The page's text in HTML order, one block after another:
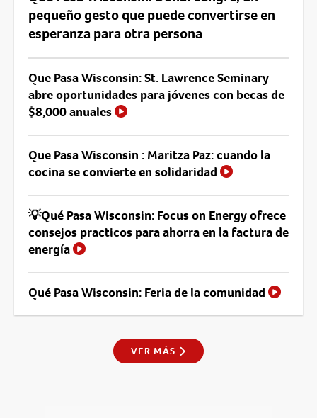
pequeño gesto que puede convertirse en
esperanza para otra persona
Que Pasa Wisconsin: St. Lawrence Seminary
abre oportunidades para jóvenes con becas de
$8,000 anuales
Que Pasa Wisconsin : Maritza Paz: cuando la
cocina se convierte en solidaridad
💡Qué Pasa Wisconsin: Focus on Energy ofrece
consejos practicos para ahorra en la factura de
energía
Qué Pasa Wisconsin: Feria de la comunidad
VER MÁS